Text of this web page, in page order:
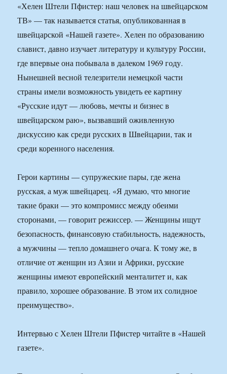
«Хелен Штели Пфистер: наш человек на швейцарском
ТВ» — так называется статья, опубликованная в
швейцарской «Нашей газете». Хелен по образованию
славист, давно изучает литературу и культуру России,
где впервые она побывала в далеком 1969 году.
Нынешней весной телезрители немецкой части
страны имели возможность увидеть ее картину
«Русские идут — любовь, мечты и бизнес в
швейцарском раю», вызвавший оживленную
дискуссию как среди русских в Швейцарии, так и
среди коренного населения.
Герои картины — супружеские пары, где жена
русская, а муж швейцарец. «Я думаю, что многие
такие браки — это компромисс между обеими
сторонами, — говорит режиссер. — Женщины ищут
безопасность, финансовую стабильность, надежность,
а мужчины — тепло домашнего очага. К тому же, в
отличие от женщин из Азии и Африки, русские
женщины имеют европейский менталитет и, как
правило, хорошее образование. В этом их солидное
преимущество».
Интервью с Хелен Штели Пфистер читайте в «Нашей
газете».